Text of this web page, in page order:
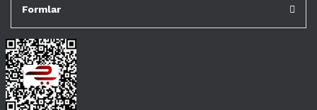
Formlar